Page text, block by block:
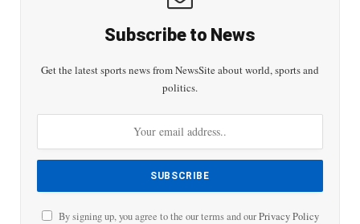
Subscribe to News
Get the latest sports news from NewsSite about world, sports and
politics.
By signing up, you agree to the our terms and ourPrivacy Policy